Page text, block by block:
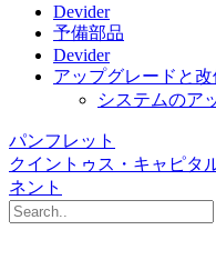
Devider
予備部品
Devider
アップグレードと改
システムのア
パンフレット
クイントゥス・キャピタ
ネント